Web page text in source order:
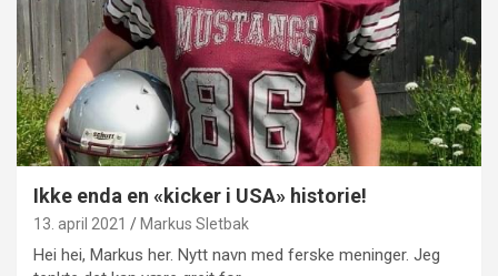
Ikke enda en «kicker i USA» historie!
13. april 2021 Markus Sletbak
Hei hei, Markus her. Nytt navn med ferske meninger. Jeg